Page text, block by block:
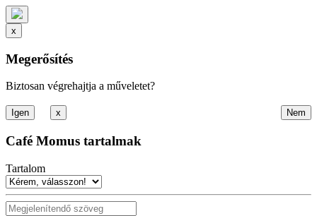
x
Megerősítés
Biztosan végrehajtja a műveletet?
x
Café Momus tartalmak
Tartalom